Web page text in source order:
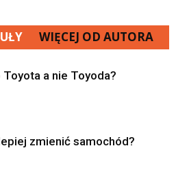
WIĘCEJ OD AUTORA
Toyota a nie Toyoda?
zmienić samochód?